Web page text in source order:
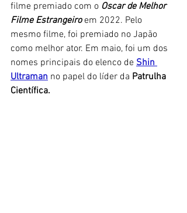
filme premiado com o Oscar de Melhor
Filme Estrangeiro em 2022. Pelo
mesmo filme, foi premiado no Japão
como melhor ator. Em maio, foi um dos
nomes principais do elenco de Shin
Ultraman no papel do líder da Patrulha
Científica.